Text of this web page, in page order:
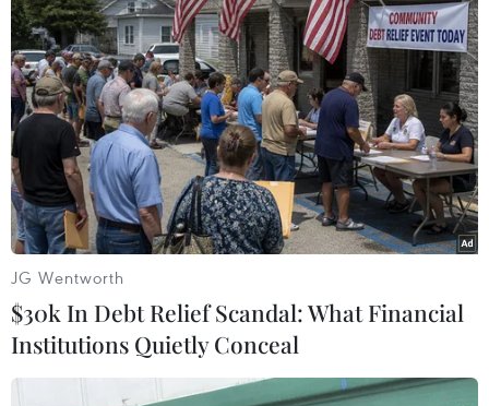
#Air India #Boeing 787 Ấn Độ
Theo dõi VietnamPlus
TIN LIÊN QUAN
JG Wentworth
$30k In Debt Relief Scandal: What Financial
Institutions Quietly Conceal